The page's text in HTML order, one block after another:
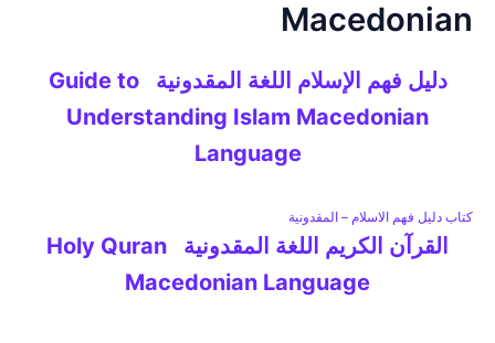
تخطيMacedonian
دليل فهم الإسلام اللغة المقدونية Guide to
Understanding Islam Macedonian
Language
كتاب دليل فهم الاسلام – المقدونية
القرآن الكريم اللغة المقدونية Holy Quran
Macedonian Language